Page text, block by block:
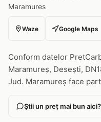
Maramures
Waze Google Maps
Conform datelor
Maramureș, Desești,
Jud. Maramureș face
Știi un preț mai bun aici?